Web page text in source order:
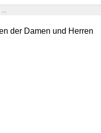
der Damen und Herren